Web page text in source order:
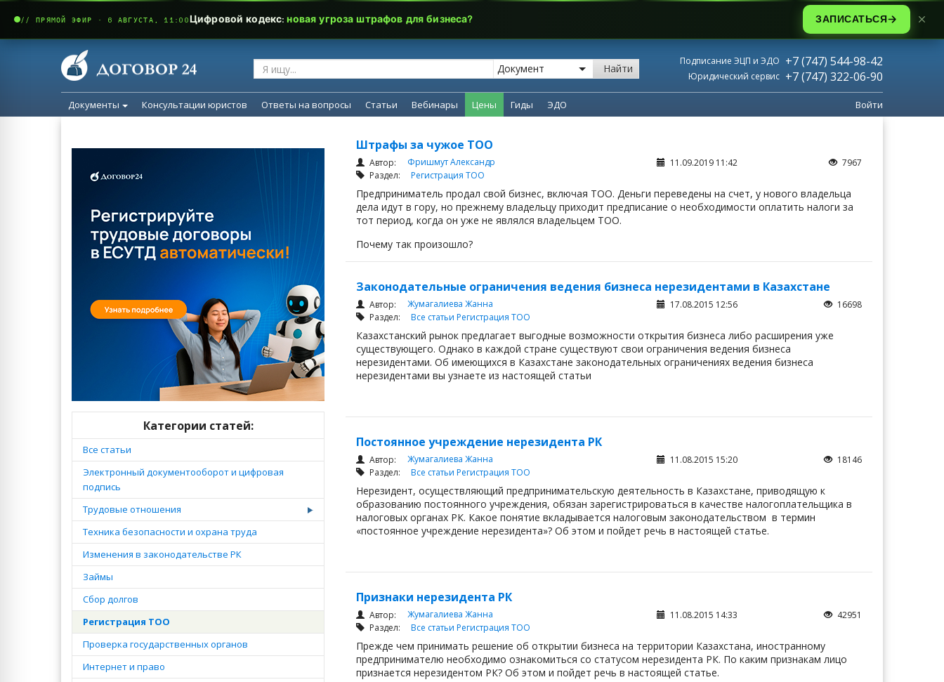
Найти
Подписание ЭЦП и ЭДО +7 (747) 544-98-42
Юридический сервис +7 (747) 322-06-90
Документы Консультации юристов Ответы на вопросы Статьи Вебинары Цены Гиды ЭДО Войти
Категории статей:
Все статьи
Электронный документооборот и цифровая
подпись
Трудовые отношения
Техника безопасности и охрана труда
Изменения в законодательстве РК
Займы
Сбор долгов
Регистрация ТОО
Проверка государственных органов
Интернет и право
Штрафы за чужое ТОО
Автор: Фришмут Александр 11.09.2019 11:42
7967
Раздел: Регистрация ТОО
Предприниматель продал свой бизнес, включая ТОО. Деньги переведены на счет, у нового владельца
дела идут в гору, но прежнему владельцу приходит предписание о необходимости оплатить налоги за
тот период, когда он уже не являлся владельцем ТОО.
Почему так произошло?
Законодательные ограничения ведения бизнеса нерезидентами в Казахстане
Автор: Жумагалиева Жанна 17.08.2015 12:56
16698
Раздел: Все статьи Регистрация ТОО
Казахстанский рынок предлагает выгодные возможности открытия бизнеса либо расширения уже
существующего. Однако в каждой стране существуют свои ограничения ведения бизнеса
нерезидентами. Об имеющихся в Казахстане законодательных ограничениях ведения бизнеса
нерезидентами вы узнаете из настоящей статьи
Постоянное учреждение нерезидента РК
Автор: Жумагалиева Жанна 11.08.2015 15:20
18146
Раздел: Все статьи Регистрация ТОО
Нерезидент, осуществляющий предпринимательскую деятельность в Казахстане, приводящую к
образованию постоянного учреждения, обязан зарегистрироваться в качестве налогоплательщика в
налоговых органах РК. Какое понятие вкладывается налоговым законодательством в термин
«постоянное учреждение нерезидента»? Об этом и пойдет речь в настоящей статье.
Признаки нерезидента РК
Автор: Жумагалиева Жанна 11.08.2015 14:33
42951
Раздел: Все статьи Регистрация ТОО
Прежде чем принимать решение об открытии бизнеса на территории Казахстана, иностранному
предпринимателю необходимо ознакомиться со статусом нерезидента РК. По каким признакам лицо
признается нерезидентом РК? Об этом и пойдет речь в настоящей статье.
// ПРЯМОЙ ЭФИР · 6 АВГУСТА, 11:00Цифровой кодекс:новая угроза штрафов для бизнеса? ЗАПИСАТЬСЯ